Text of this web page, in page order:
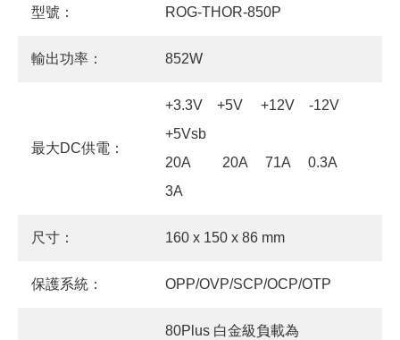
型號： ROG-THOR-850P
輸出功率： 852W
最大DC供電：
+3.3V +5V +12V -12V
+5Vsb
20A 20A 71A 0.3A
3A
尺寸： 160 x 150 x 86 mm
保護系統： OPP/OVP/SCP/OCP/OTP
80Plus 白金級負載為